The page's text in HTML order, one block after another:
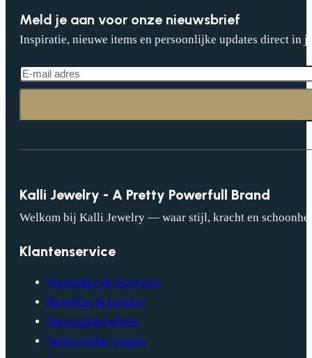
Meld je aan voor onze nieuwsbrief
Inspiratie, nieuwe items en persoonlijke updates direct in
Kalli Jewelry - A Pretty Powerfull Brand
Welkom bij Kalli Jewelry — waar stijl, kracht en
Klantenservice
Verzenden & bezorgen
Bestellen & betalen
Verzorgingsadvies
Veelgestelde vragen